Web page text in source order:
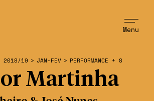
Menu
2018/19 > JAN-FEV > PERFORMANCE + 8
Martinha